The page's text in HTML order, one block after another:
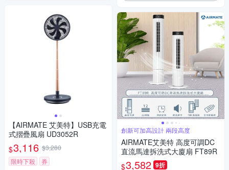
【AIRMATE 艾美特】USB充電
式摺疊風扇 UD3052R
$3,116 $3,280
限時下殺
券
創新可加高設計 兩段高度
AIRMATE艾美特 高度可調DC
直流馬達拆洗式大廈扇 FT89R
$3,582 9折